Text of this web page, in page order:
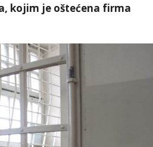
kojim je oštećena firma